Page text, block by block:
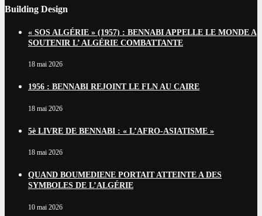
Building Design
« SOS ALGÉRIE » (1957) : BENNABI APPELLE LE MONDE A
SOUTENIR L’ ALGÉRIE COMBATTANTE
18 mai 2026
1956 : BENNABI REJOINT LE FLN AU CAIRE
18 mai 2026
5è LIVRE DE BENNABI : « L’AFRO-ASIATISME »
18 mai 2026
QUAND BOUMEDIENE PORTAIT ATTEINTE A DES
SYMBOLES DE L’ALGÉRIE
10 mai 2026